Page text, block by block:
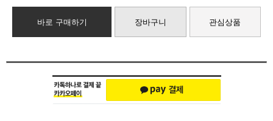
바로 구매하기 장바구니 관심상품